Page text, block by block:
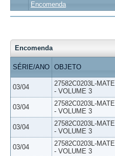
Encomenda
Encomenda
SÉRIE/ANO OBJETO
03/04
27582C0203L-
- VOLUME 3
03/04
27582C0203L-
- VOLUME 3
03/04
27582C0203L-
- VOLUME 3
03/04
27582C0203L-
- VOLUME 3